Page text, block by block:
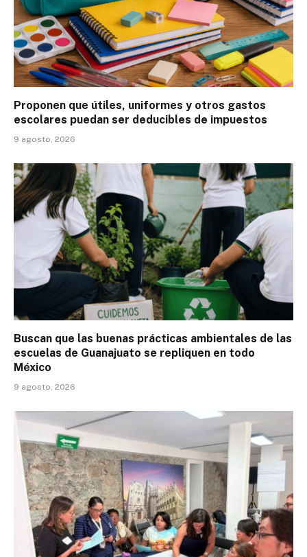
Proponen que útiles, uniformes y otros gastos
escolares puedan ser deducibles de impuestos
9 agosto, 2026
Buscan que las buenas prácticas ambientales de las
escuelas de Guanajuato se repliquen en todo
México
9 agosto, 2026